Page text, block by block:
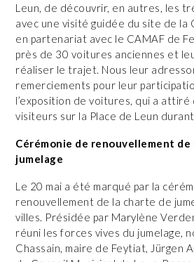
Leun, de découvrir, en autres, les
avec une visité guidée du site de
en partenariat avec le CAMAF de
près de 30 voitures anciennes et
réaliser le trajet. Nous leur
remerciements pour leur
l’exposition de voitures, qui a attiré
visiteurs sur la Place de Leun
Cérémonie de renouvellement de
jumelage
Le 20 mai a été marqué par la
renouvellement de la charte de
villes. Présidée par Marylène
réuni les forces vives du jumelage,
Chassain, maire de Feytiat, Jürgen